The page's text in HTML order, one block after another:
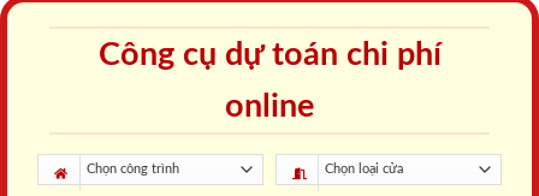
Công cụ dự toán chi phí
online